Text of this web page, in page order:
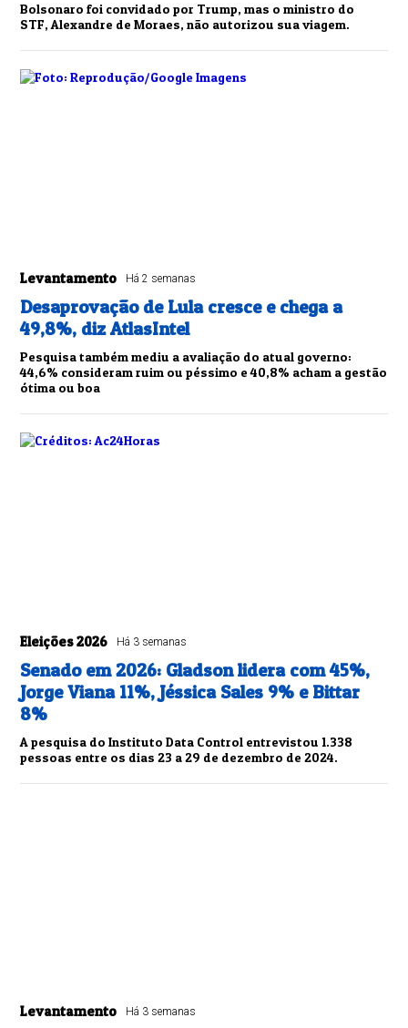
Bolsonaro foi convidado por Trump, mas o ministro do
STF, Alexandre de Moraes, não autorizou sua viagem.
Levantamento Há 2 semanas
Desaprovação de Lula cresce e chega a
49,8%, diz AtlasIntel
Pesquisa também mediu a avaliação do atual governo:
44,6% consideram ruim ou péssimo e 40,8% acham a gestão
ótima ou boa
Eleições 2026 Há 3 semanas
Senado em 2026: Gladson lidera com 45%,
Jorge Viana 11%, Jéssica Sales 9% e Bittar
8%
A pesquisa do Instituto Data Control entrevistou 1.338
pessoas entre os dias 23 a 29 de dezembro de 2024.
Levantamento Há 3 semanas